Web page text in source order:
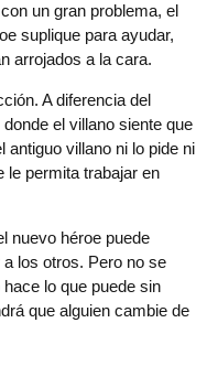
un gran problema, el
suplique para ayudar,
arrojados a la cara.
A diferencia del
el villano siente que
antiguo villano ni lo pide ni
le permita trabajar en
nuevo héroe puede
los otros. Pero no se
lo que puede sin
que alguien cambie de